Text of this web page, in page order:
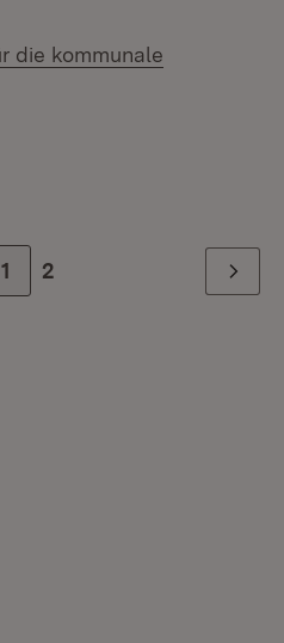
die kommunale
Zur Seite
1 Zur letzten Seite
2 Weiter